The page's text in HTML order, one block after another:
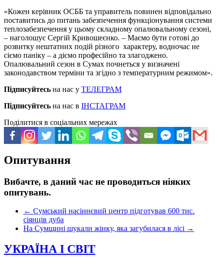
«Кожен керівник ОСББ та управитель повинен відповідально
поставитись до питань забезпечення функціонування системи
теплозабезпечення у цьому складному опалювальному сезоні,
– наголошує Сергій Кривошеєнко. – Маємо бути готові до
розвитку нештатних подій різного характеру, водночас не
сіємо паніку – а діємо професійно та злагоджено.
Опалювальний сезон в Сумах почнеться у визначені
законодавством терміни та згідно з температурним режимом».
Підписуйтесь на нас у ТЕЛЕГРАМ
Підписуйтесь на нас в ІНСТАГРАМ
Поділитися в соціальних мережах
Опитування
Вибачте, в даний час не проводиться ніяких
опитувань.
← Сумський насіннєвий центр підготував 600 тис.
сіянців дуба
На Сумщині шукали жінку, яка загубилася в лісі →
УКРАЇНА І СВІТ